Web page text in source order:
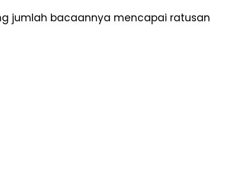
jumlah bacaannya mencapai ratusan